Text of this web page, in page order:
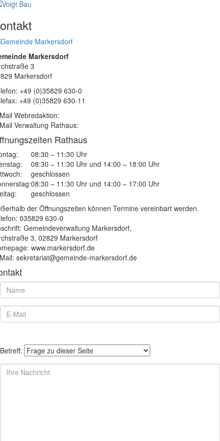
Markersdorf
3
Markersdorf
+49 (0)35829 630-0
+49 (0)35829 630-11
Webredaktion:
Verwaltung Rathaus:
Rathaus
08:30 – 11:30 Uhr
08:30 – 11:30 Uhr und 14:00 – 18:00 Uhr
geschlossen
08:30 – 11:30 Uhr und 14:00 – 17:00 Uhr
geschlossen
der Öffnungszeiten können Termine vereinbart werden.
035829 630-0
Gemeindeverwaltung Markersdorf,
3, 02829 Markersdorf
www.markersdorf.de
sekretariat@gemeinde-markersdorf.de
Betreff: